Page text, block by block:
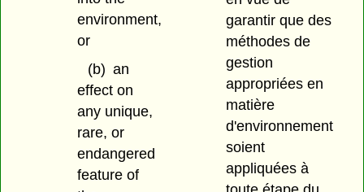
environment,
or
(b) an
effect on
any unique,
rare, or
endangered
feature of
garantir que des
méthodes de
gestion
appropriées en
matière
d'environnement
soient
appliquées à